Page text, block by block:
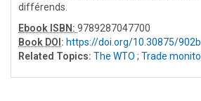
différends.
Ebook ISBN: 9789287047700
Book DOI : https://doi.org/10.30875/
Related Topics: The WTO ; Trade